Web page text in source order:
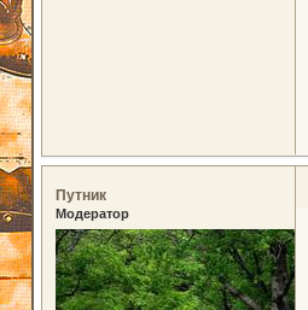
Путник
Модератор